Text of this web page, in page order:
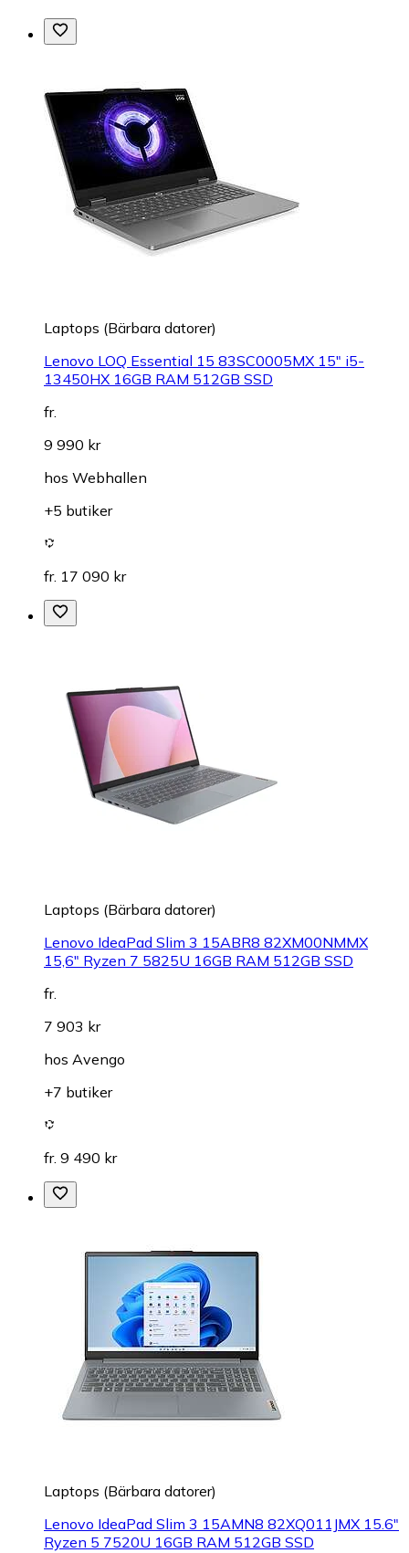
Laptops (Bärbara datorer)
Lenovo LOQ Essential 15 83SC0005MX 15" i5-
13450HX 16GB RAM 512GB SSD
fr.
9 990 kr
hos Webhallen
+5 butiker
fr. 17 090 kr
Laptops (Bärbara datorer)
Lenovo IdeaPad Slim 3 15ABR8 82XM00NMMX
15,6" Ryzen 7 5825U 16GB RAM 512GB SSD
fr.
7 903 kr
hos Avengo
+7 butiker
fr. 9 490 kr
Laptops (Bärbara datorer)
Lenovo IdeaPad Slim 3 15AMN8 82XQ011JMX 15.6"
Ryzen 5 7520U 16GB RAM 512GB SSD